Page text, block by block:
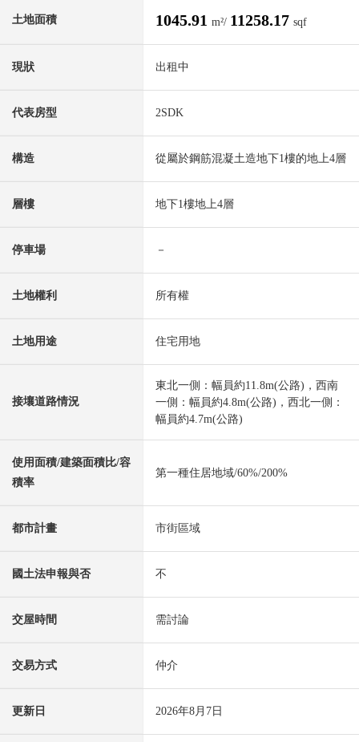
土地面積 1045.91 m²/ 11258.17 sqf
現狀 出租中
代表房型 2SDK
構造 從屬於鋼筋混凝土造地下1樓的地上4層
層樓 地下1樓地上4層
停車場 －
土地權利 所有權
土地用途 住宅用地
接壤道路情況
東北一側：幅員約11.8m(公路)，西南
一側：幅員約4.8m(公路)，西北一側：
幅員約4.7m(公路)
使用面積/建築面積比/容
積率
第一種住居地域/60%/200%
都市計畫 市街區域
國土法申報與否 不
交屋時間 需討論
交易方式 仲介
更新日 2026年8月7日